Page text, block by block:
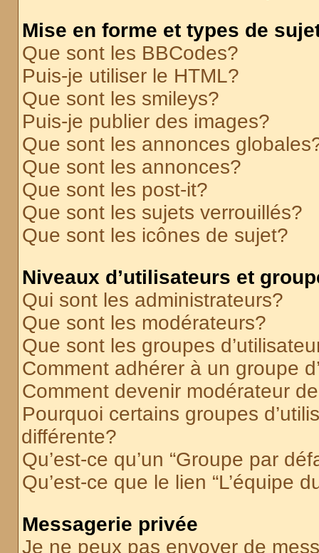
Mise en forme et types de
Que sont les BBCodes?
Puis-je utiliser le HTML?
Que sont les smileys?
Puis-je publier des images?
Que sont les annonces
Que sont les annonces?
Que sont les post-it?
Que sont les sujets verrouillés?
Que sont les icônes de sujet?
Niveaux d’utilisateurs et
Qui sont les administrateurs?
Que sont les modérateurs?
Que sont les groupes
Comment adhérer à un groupe
Comment devenir modérateur
Pourquoi certains groupes
différente?
Qu’est-ce qu’un “Groupe par
Qu’est-ce que le lien “L’équipe
Messagerie privée
Je ne peux pas envoyer de